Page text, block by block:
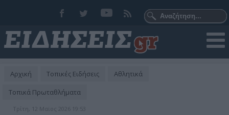
Αρχική Τοπικές Ειδήσεις
Αθλητικά
Τοπικά Πρωταθλήματα
Τρίτη, 12 Μαϊος 2026 19:53